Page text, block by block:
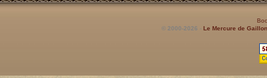
© 2000-2026 -Le Mercure de